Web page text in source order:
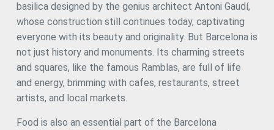
basilica designed by the genius architect Antoni Gaudí,
whose construction still continues today, captivating
everyone with its beauty and originality. But Barcelona is
not just history and monuments. Its charming streets
and squares, like the famous Ramblas, are full of life
and energy, brimming with cafes, restaurants, street
artists, and local markets.
Food is also an essential part of the Barcelona